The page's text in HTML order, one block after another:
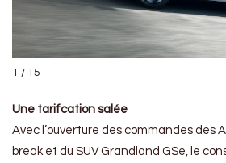
1 / 15
Une tarifcation salée
Avec l’ouverture des commandes des
break et du SUV Grandland GSe, le